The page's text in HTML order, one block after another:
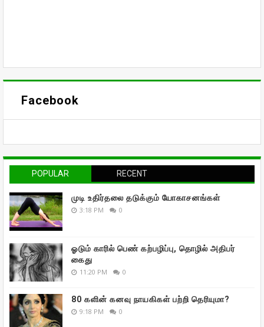
Facebook
POPULAR RECENT
முடி உதிர்தலை தடுக்கும் யோகாசனங்கள்
3:18 PM 0
ஓடும் காரில் பெண் கற்பழிப்பு, தொழில் அதிபர்
கைது
11:20 PM 0
80 களின் கனவு நாயகிகள் பற்றி தெரியுமா?
9:18 PM 0